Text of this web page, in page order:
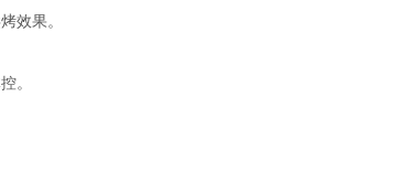
效果。
。